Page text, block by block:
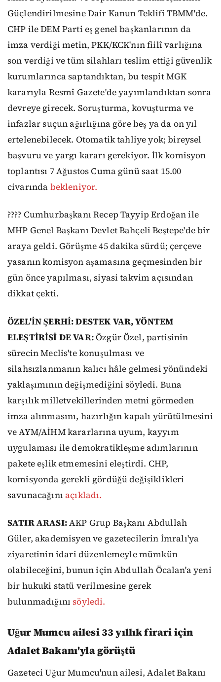
Güçlendirilmesine Dair Kanun Teklifi TBMM'de.
CHP ile DEM Parti eş genel başkanlarının da
imza verdiği metin, PKK/KCK'nın fiilî varlığına
son verdiği ve tüm silahları teslim ettiği güvenlik
kurumlarınca saptandıktan, bu tespit MGK
kararıyla Resmî Gazete'de yayımlandıktan sonra
devreye girecek. Soruşturma, kovuşturma ve
infazlar suçun ağırlığına göre beş ya da on yıl
ertelenebilecek. Otomatik tahliye yok; bireysel
başvuru ve yargı kararı gerekiyor. İlk komisyon
toplantısı 7 Ağustos Cuma günü saat 15.00
civarında bekleniyor.
???? Cumhurbaşkanı Recep Tayyip Erdoğan ile
MHP Genel Başkanı Devlet Bahçeli Beştepe'de bir
araya geldi. Görüşme 45 dakika sürdü; çerçeve
yasanın komisyon aşamasına geçmesinden bir
gün önce yapılması, siyasi takvim açısından
dikkat çekti.
ÖZEL'İN ŞERHİ: DESTEK VAR, YÖNTEM
ELEŞTİRİSİ DE VAR:Özgür Özel, partisinin
sürecin Meclis'te konuşulması ve
silahsızlanmanın kalıcı hâle gelmesi yönündeki
yaklaşımının değişmediğini söyledi. Buna
karşılık milletvekillerinden metni görmeden
imza alınmasını, hazırlığın kapalı yürütülmesini
ve AYM/AİHM kararlarına uyum, kayyım
uygulaması ile demokratikleşme adımlarının
pakete eşlik etmemesini eleştirdi. CHP,
komisyonda gerekli gördüğü değişiklikleri
savunacağını açıkladı.
SATIR ARASI:AKP Grup Başkanı Abdullah
Güler, akademisyen ve gazetecilerin İmralı'ya
ziyaretinin idari düzenlemeyle mümkün
olabileceğini, bunun için Abdullah Öcalan'a yeni
bir hukuki statü verilmesine gerek
bulunmadığınısöyledi.
Uğur Mumcu ailesi 33 yıllık firari için
Adalet Bakanı'yla görüştü
Gazeteci Uğur Mumcu'nun ailesi, Adalet Bakanı